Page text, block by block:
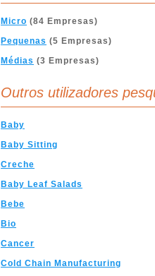
Micro (84 Empresas)
Pequenas (5 Empresas)
Médias (3 Empresas)
Outros utilizadores
Baby
Baby Sitting
Creche
Baby Leaf Salads
Bebe
Bio
Cancer
Cold Chain Manufacturing